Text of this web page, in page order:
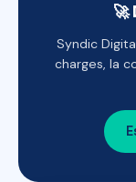
🚀
Syndic
charges, la